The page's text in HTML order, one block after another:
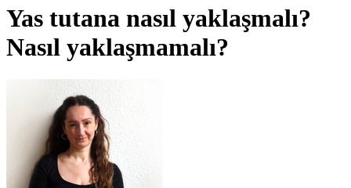
Yas tutana nasıl yaklaşmalı?
Nasıl yaklaşmamalı?